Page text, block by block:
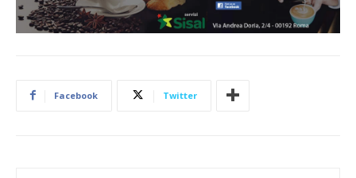
Facebook Twitter